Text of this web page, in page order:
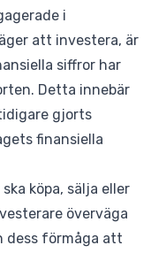
i
att investera, är
siffror har
Detta innebär
gjorts
finansiella
köpa, sälja eller
överväga
dess förmåga att